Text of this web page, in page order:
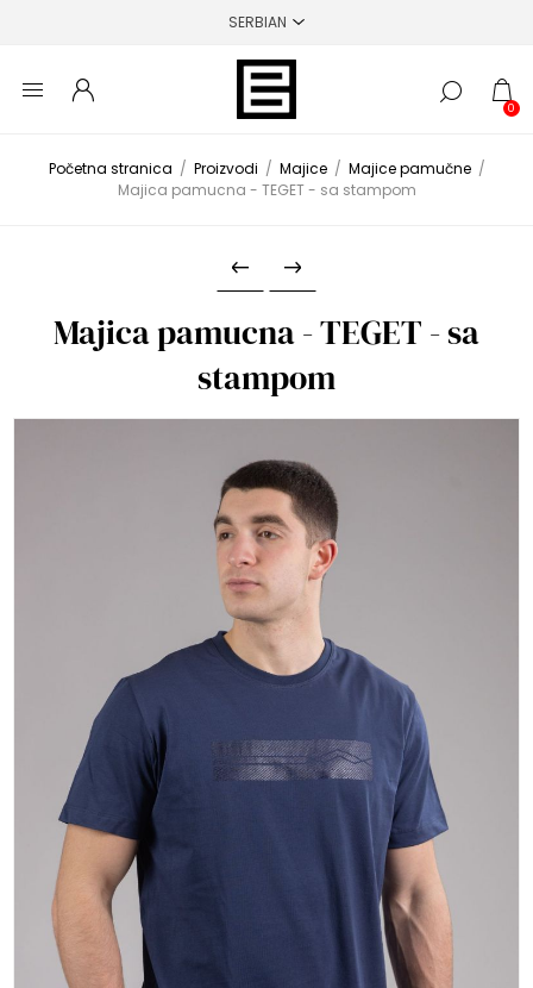
0
Početna stranica / Proizvodi / Majice / Majice pamučne /
Majica pamucna - TEGET - sa stampom
Majica pamucna - TEGET - sa
stampom